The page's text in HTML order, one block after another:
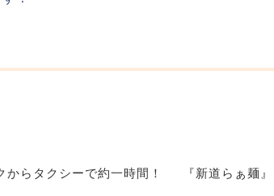
からタクシーで約一時間！ 『新道らぁ麺』